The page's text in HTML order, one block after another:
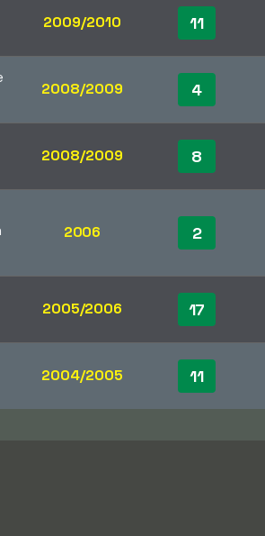
2009/2010 11
2008/2009 4
2008/2009 8
2006 2
2005/2006 17
2004/2005 11